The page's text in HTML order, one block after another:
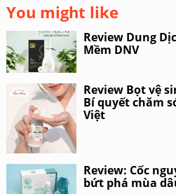
You might like
Review Dung
Mềm DNV
Review Bọt vệ
Bí quyết chăm
Việt
Review: Cốc
bứt phá mùa